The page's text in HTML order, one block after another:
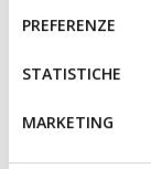
informazioni o
tue
consenso
PREFERENZE
STATISTICHE
MARKETING